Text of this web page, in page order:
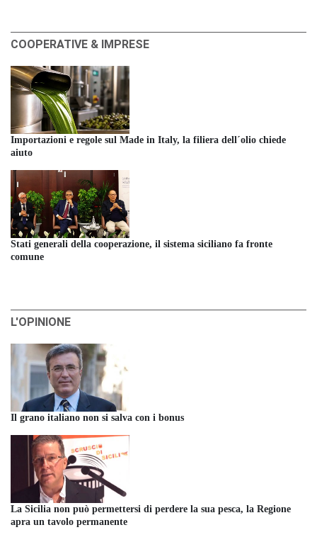
COOPERATIVE & IMPRESE
Importazioni e regole sul Made in Italy, la filiera dell´olio chiede
aiuto
Stati generali della cooperazione, il sistema siciliano fa fronte
comune
L'OPINIONE
Il grano italiano non si salva con i bonus
La Sicilia non può permettersi di perdere la sua pesca, la Regione
apra un tavolo permanente